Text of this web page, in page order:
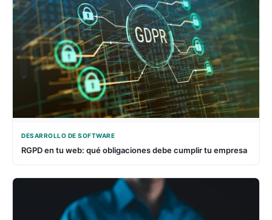
DESARROLLO DE SOFTWARE
RGPD en tu web: qué obligaciones debe cumplir tu empresa